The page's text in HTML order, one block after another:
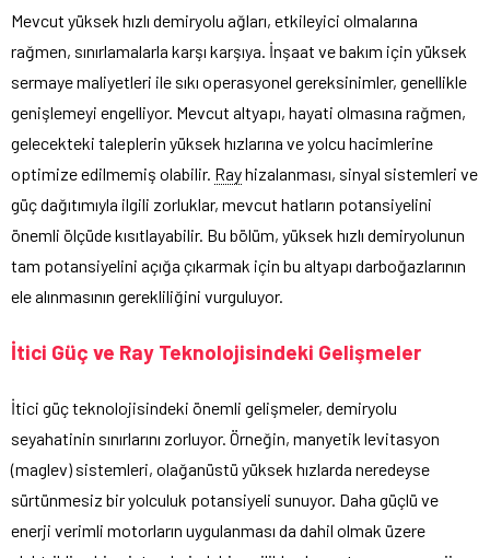
Mevcut yüksek hızlı demiryolu ağları, etkileyici olmalarına
rağmen, sınırlamalarla karşı karşıya. İnşaat ve bakım için yüksek
sermaye maliyetleri ile sıkı operasyonel gereksinimler, genellikle
genişlemeyi engelliyor. Mevcut altyapı, hayati olmasına rağmen,
gelecekteki taleplerin yüksek hızlarına ve yolcu hacimlerine
optimize edilmemiş olabilir. Rayhizalanması, sinyal sistemleri ve
güç dağıtımıyla ilgili zorluklar, mevcut hatların potansiyelini
önemli ölçüde kısıtlayabilir. Bu bölüm, yüksek hızlı demiryolunun
tam potansiyelini açığa çıkarmak için bu altyapı darboğazlarının
ele alınmasının gerekliliğini vurguluyor.
İtici Güç ve Ray Teknolojisindeki Gelişmeler
İtici güç teknolojisindeki önemli gelişmeler, demiryolu
seyahatinin sınırlarını zorluyor. Örneğin, manyetik levitasyon
(maglev) sistemleri, olağanüstü yüksek hızlarda neredeyse
sürtünmesiz bir yolculuk potansiyeli sunuyor. Daha güçlü ve
enerji verimli motorların uygulanması da dahil olmak üzere